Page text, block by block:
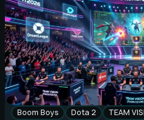
Boom Boys Dota 2 TEAM